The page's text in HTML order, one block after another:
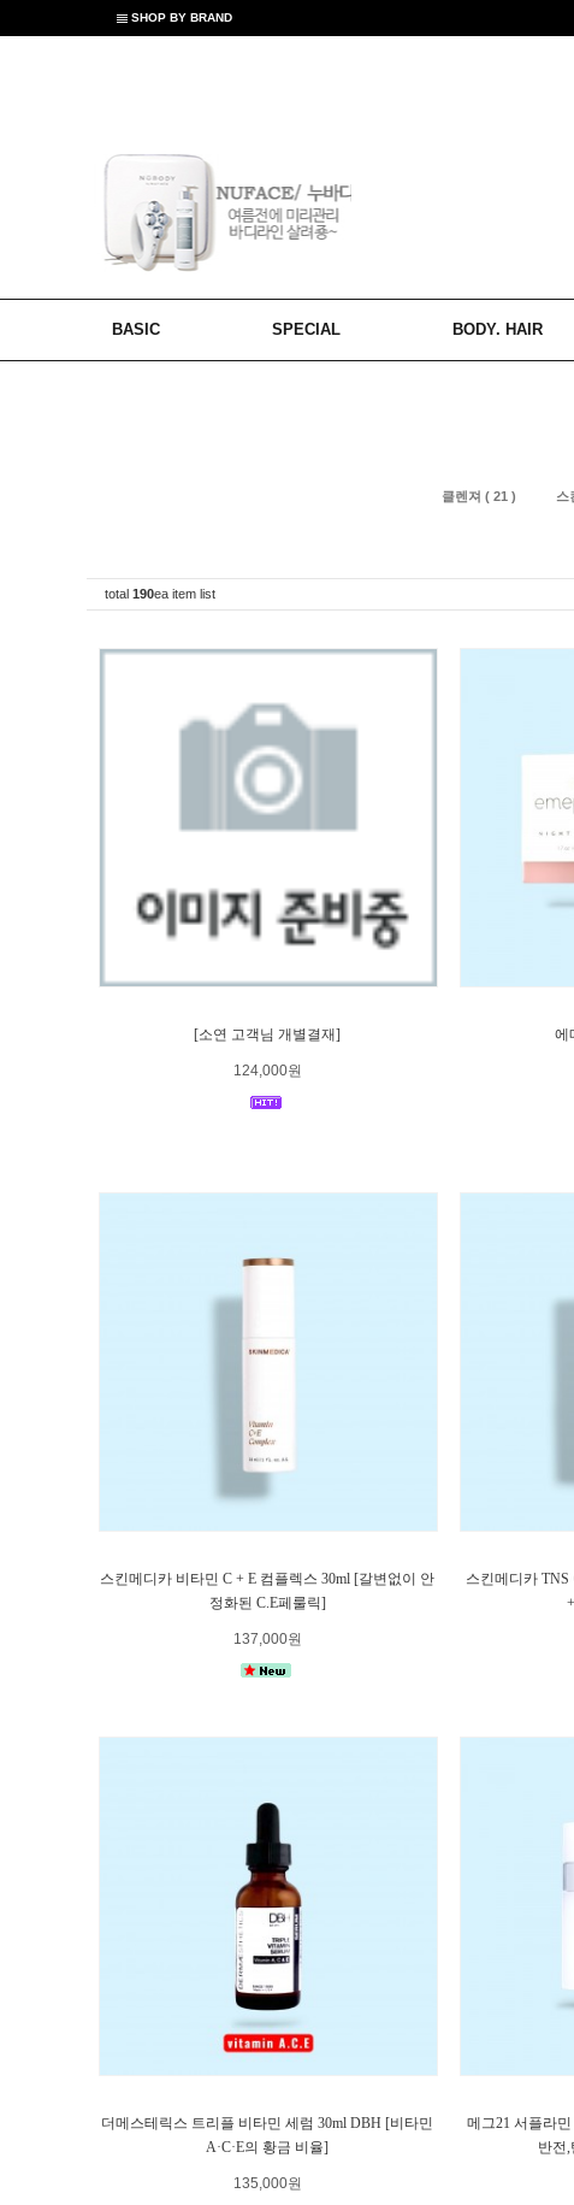
SHOP BY BRAND
BASIC SPECIAL BODY. HAIR
클렌져 ( 21 ) 스
total 190ea item list
[소연 고객님 개별결재]
124,000원
에
스킨메디카 비타민 C + E 컴플렉스 30ml [갈변없이 안
정화된 C.E페룰릭]
137,000원
스킨메디카
더메스테릭스 트리플 비타민 세럼 30ml DBH [비타민
A·C·E의 황금 비율]
135,000원
메그21 서플라
반전